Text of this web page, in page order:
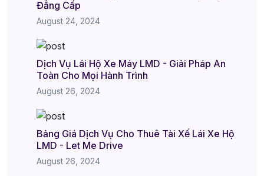
Đẳng Cấp
August 24, 2024
Dịch Vụ Lái Hộ Xe Máy LMD - Giải Pháp An
Toàn Cho Mọi Hành Trình
August 26, 2024
Bảng Giá Dịch Vụ Cho Thuê Tài Xế Lái Xe Hộ
LMD - Let Me Drive
August 26, 2024